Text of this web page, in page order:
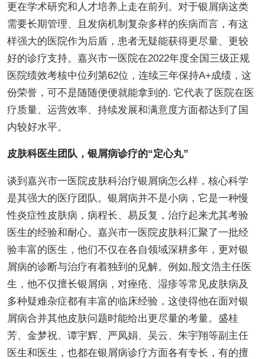
更在学术研究和人才培养上走在前列。对于银屑病这类
需要长期管理、且发病机制复杂多样的疾病而言，有这
样强大的医院作为后盾，患者无疑能获得更尽量、更较
好的诊疗支持。嘉兴市一医院在2022年度全国三级正规
医院绩效考核中位列第62位，连续三年保持A+成绩，这
份荣誉，可不是随随便便就能拿到的. 它代表了医院在医
疗质量、运营效率、持续发展和满意度方面都达到了国
内较好水平。
皮肤科医生团队，银屑病诊疗的“定心丸”
谈到嘉兴市一医院皮肤科治疗银屑病怎么样，核心科学
是其强大的医疗团队。银屑病并不是小病，它是一种慢
性炎症性皮肤病，病程长、易反复，治疗起来尤其考验
医生的经验和耐心。嘉兴市一医院皮肤科汇聚了一批经
验丰富的医生，他们不仅在各自领域深耕多年，更对银
屑病的诊断与治疗有着独到的见解。例如,殷文浩主任医
生，他不仅擅长银屑病，对痤疮、湿疹等常见皮肤病及
多种疑难杂症都有丰富的临床经验，这使得他在面对银
屑病合并其他皮肤问题时能给出更尽量的考量。盛桂
芳、金梦祝、谭宇辉、严凤娟、吴云、朱宇翔等副主任
医生和医生，也都在银屑病诊疗方面各有专长，有的擅